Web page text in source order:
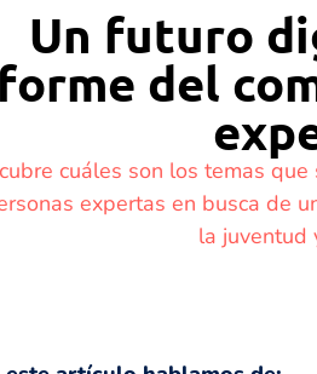
Un futuro
del
cuáles son los temas
expertas en busca de
la juventud